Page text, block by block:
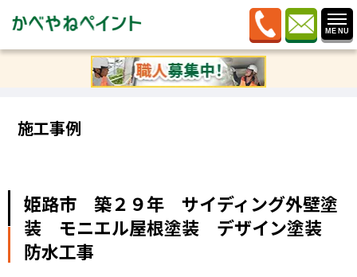
施工事例»姫路市 築２９年 サイディング外
壁塗装 モニエル屋根塗装 デザイン塗装 防水工事
施工事例
姫路市 築２９年 サイディング外壁塗
装 モニエル屋根塗装 デザイン塗装
防水工事